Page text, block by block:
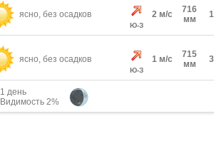
ясно, без осадков
Ю-З
2 м/с
716
мм
ясно, без осадков
Ю-З
1 м/с
715
мм
1 день
Видимость 2%